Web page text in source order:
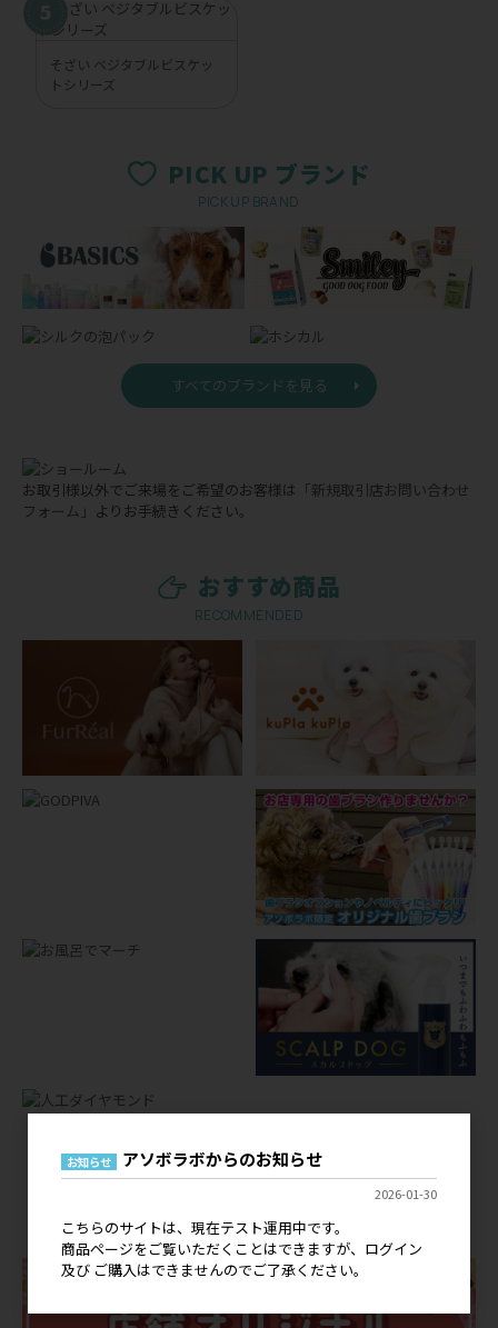
そざい ベジタブルビスケッ
トシリーズ
PICK UP ブランド
PICK UP BRAND
すべてのブランドを見る
お取引様以外でご来場をご希望のお客様は 「新規取引店お問い合わせ
フォーム」 よりお手続きください。
おすすめ商品
RECOMMENDED
店舗オリジナルグッズ
お知らせ アソボラボからのお知らせ
2026-01-30
こちらのサイトは、現在テスト運用中です。
商品ページをご覧いただくことはできますが、ログイン
及び ご購入はできませんのでご了承ください。